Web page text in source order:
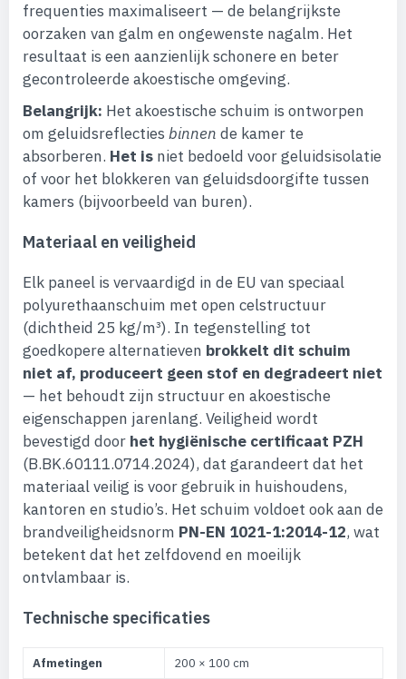
frequenties maximaliseert — de belangrijkste
oorzaken van galm en ongewenste nagalm. Het
resultaat is een aanzienlijk schonere en beter
gecontroleerde akoestische omgeving.
Belangrijk: Het akoestische schuim is ontworpen
om geluidsreflecties binnen de kamer te
absorberen. Het is niet bedoeld voor geluidsisolatie
of voor het blokkeren van geluidsdoorgifte tussen
kamers (bijvoorbeeld van buren).
Materiaal en veiligheid
Elk paneel is vervaardigd in de EU van speciaal
polyurethaanschuim met open celstructuur
(dichtheid 25 kg/m³). In tegenstelling tot
goedkopere alternatieven brokkelt dit schuim
niet af, produceert geen stof en degradeert niet
— het behoudt zijn structuur en akoestische
eigenschappen jarenlang. Veiligheid wordt
bevestigd door het hygiënische certificaat PZH
(B.BK.60111.0714.2024), dat garandeert dat het
materiaal veilig is voor gebruik in huishoudens,
kantoren en studio’s. Het schuim voldoet ook aan de
brandveiligheidsnorm PN-EN 1021-1:2014-12, wat
betekent dat het zelfdovend en moeilijk
ontvlambaar is.
Technische specificaties
Afmetingen 200 × 100 cm